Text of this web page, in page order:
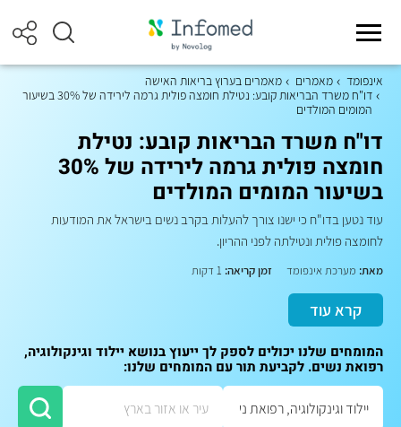
אינפומד מאמרים
מאמרים בערוץ בריאות האישה
דו"ח משרד הבריאות קובע: נטילת חומצה פולית גרמה לירידה של 30% בשיעור
המומים המולדים
דו"ח משרד הבריאות קובע: נטילת
חומצה פולית גרמה לירידה של 30%
בשיעור המומים המולדים
עוד נטען בדו"ח כי ישנו צורך להעלות בקרב נשים בישראל את המודעות
לחומצה פולית ונטילתה לפני ההריון.
מאת: מערכת אינפומד זמן קריאה:
קרא עוד
המומחים שלנו יכולים לספק לך ייעוץ בנושא יילוד וגינקולוגיה,
רפואת נשים. לקביעת תור עם המומחים שלנו: